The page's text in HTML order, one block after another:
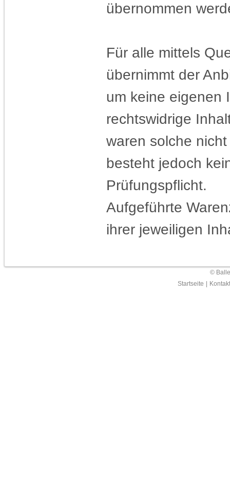
übernommen
Für alle mittels
übernimmt der
um keine eigenen
rechtswidrige
waren solche
besteht jedoch
Prüfungspflicht.
Aufgeführte
ihrer jeweiligen
©
Startseite
Kontakt